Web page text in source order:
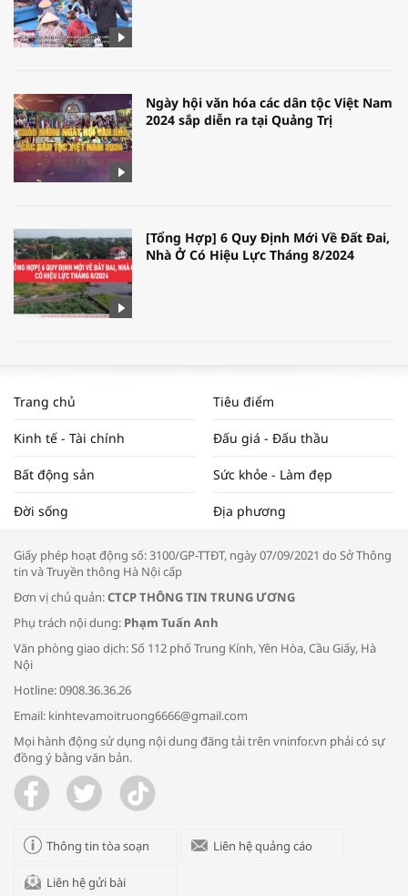
Ngày hội văn hóa các dân tộc Việt Nam
2024 sắp diễn ra tại Quảng Trị
[Tổng Hợp] 6 Quy Định Mới Về Đất Đai,
Nhà Ở Có Hiệu Lực Tháng 8/2024
NAM NĂM 2024 VÀ NĂM 2025 | NHỊP
ĐẬP THỊ TRƯỜNG #62
Tọa đàm “Xúc tiến thương mại: Khơi
Bác sĩ tư vấn cách phòng tránh bệnh
đường hô hấp trong thời tiết giao mùa
Trao yêu thương cho em
Trang chủ Tiêu điểm
Kinh tế - Tài chính Đấu giá - Đấu thầu
Bất động sản Sức khỏe - Làm đẹp
Đời sống Địa phương
Giấy phép hoạt động số: 3100/GP-TTĐT, ngày 07/09/2021 do Sở Thông
tin và Truyền thông Hà Nội cấp
Đơn vị chủ quản:CTCP THÔNG TIN TRUNG ƯƠNG
Phụ trách nội dung: Phạm Tuấn Anh
Văn phòng giao dịch: Số 112 phố Trung Kính, Yên Hòa, Cầu Giấy, Hà
Nội
Hotline: 0908.36.36.26
Email: kinhtevamoitruong6666@gmail.com
Mọi hành động sử dụng nội dung đăng tải trên vninfor.vn phải có sự
đồng ý bằng văn bản.
Thông tin tòa soạn Liên hệ quảng cáo
Liên hệ gửi bài